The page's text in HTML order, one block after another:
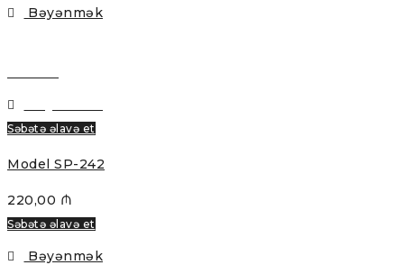
Bəyənmək
Səbətə əlavə et
Model SP-242
220,00 ₼
Səbətə əlavə et
Bəyənmək